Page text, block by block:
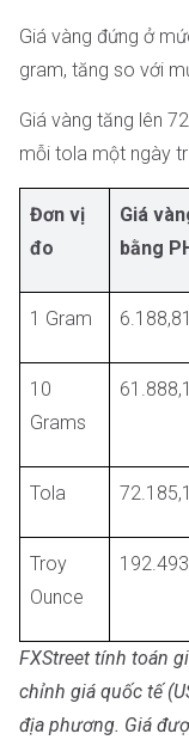
Giá vàng đứng ở
gram, tăng so với
Giá vàng tăng lên
mỗi tola một ngày
Đơn vị
đo
Giá
bằng
1 Gram 6.188,81
10
Grams
Tola
Troy
Ounce
FXStreet tính toán
chỉnh giá quốc tế
địa phương. Giá